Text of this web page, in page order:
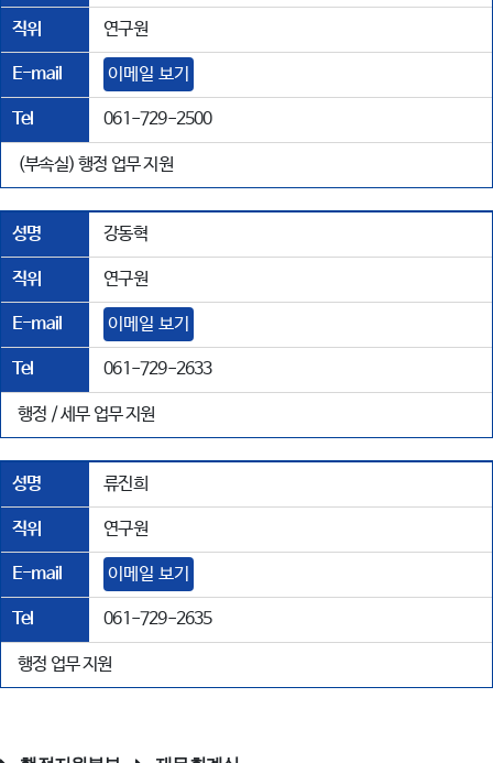
직위 연구원
E-mail 이메일 보기
Tel 061-729-2500
(부속실) 행정 업무 지원
성명 강동혁
직위 연구원
E-mail 이메일 보기
Tel 061-729-2633
행정 / 세무 업무 지원
성명 류진희
직위 연구원
E-mail 이메일 보기
Tel 061-729-2635
행정 업무 지원